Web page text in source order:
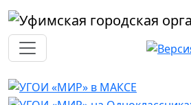
Перейти к основному содержанию